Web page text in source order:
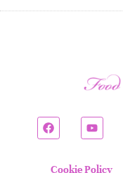
Cookie Policy